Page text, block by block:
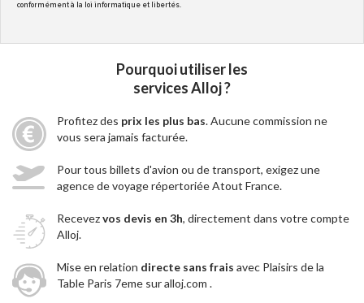
conformément à la loi informatique et libertés.
Pourquoi utiliser les
services Alloj ?
Profitez des prix les plus bas. Aucune commission ne
vous sera jamais facturée.
Pour tous billets d'avion ou de transport, exigez une
agence de voyage répertoriée Atout France.
Recevezvos devis en 3h, directement dans votre compte
Alloj.
Mise en relation directe sans frais avec Plaisirs de la
Table Paris 7eme sur alloj.com .